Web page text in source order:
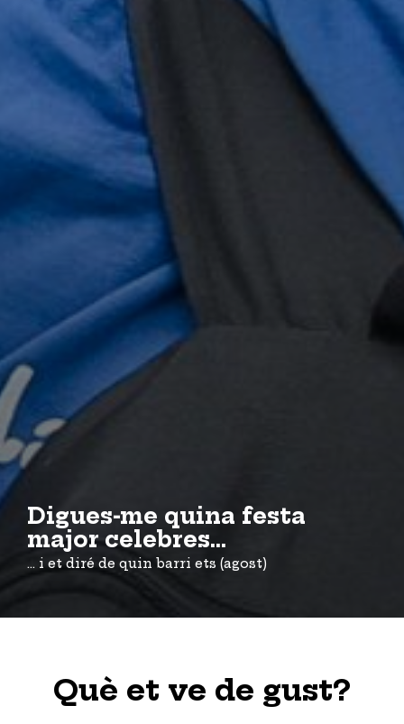
Digues-me quina festa
major celebres...
... i et diré de quin barri ets (agost)
Què et ve de gust?